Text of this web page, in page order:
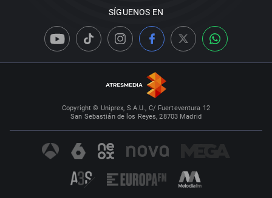
SÍGUENOS EN
Copyright © Uniprex, S.A.U., C/ Fuerteventura 12
San Sebastián de los Reyes, 28703 Madrid